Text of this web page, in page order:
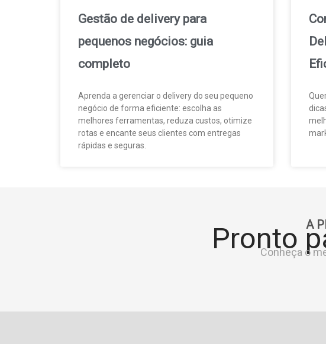
Gestão de delivery para
pequenos negócios: guia
completo
Aprenda a gerenciar o delivery do seu pequeno
negócio de forma eficiente: escolha as
melhores ferramentas, reduza custos, otimize
rotas e encante seus clientes com entregas
rápidas e seguras.
A
Pronto
Conheça o